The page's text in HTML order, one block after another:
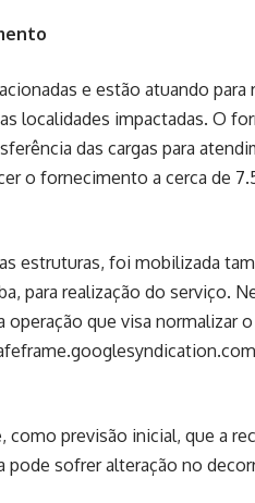
e estão atuando para
localidades impactadas. O
das cargas para
o fornecimento a cerca de
estruturas, foi mobilizada
para realização do serviço.
que visa normalizar o
previsão inicial, que a
pode sofrer alteração no